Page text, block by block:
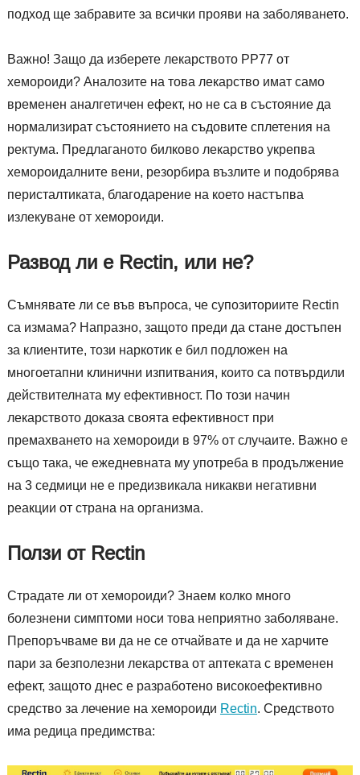
подход ще забравите за всички прояви на заболяването.
Важно! Защо да изберете лекарството РР77 от
хемороиди? Аналозите на това лекарство имат само
временен аналгетичен ефект, но не са в състояние да
нормализират състоянието на съдовите сплетения на
ректума. Предлаганото билково лекарство укрепва
хемороидалните вени, резорбира възлите и подобрява
перисталтиката, благодарение на което настъпва
излекуване от хемороиди.
Развод ли е Rectin, или не?
Съмнявате ли се във въпроса, че супозиториите Rectin
са измама? Напразно, защото преди да стане достъпен
за клиентите, този наркотик е бил подложен на
многоетапни клинични изпитвания, които са потвърдили
действителната му ефективност. По този начин
лекарството доказа своята ефективност при
премахването на хемороиди в 97% от случаите. Важно е
също така, че ежедневната му употреба в продължение
на 3 седмици не е предизвикала никакви негативни
реакции от страна на организма.
Ползи от Rectin
Страдате ли от хемороиди? Знаем колко много
болезнени симптоми носи това неприятно заболяване.
Препоръчваме ви да не се отчайвате и да не харчите
пари за безполезни лекарства от аптеката с временен
ефект, защото днес е разработено високоефективно
средство за лечение на хемороиди Rectin. Средството
има редица предимства: